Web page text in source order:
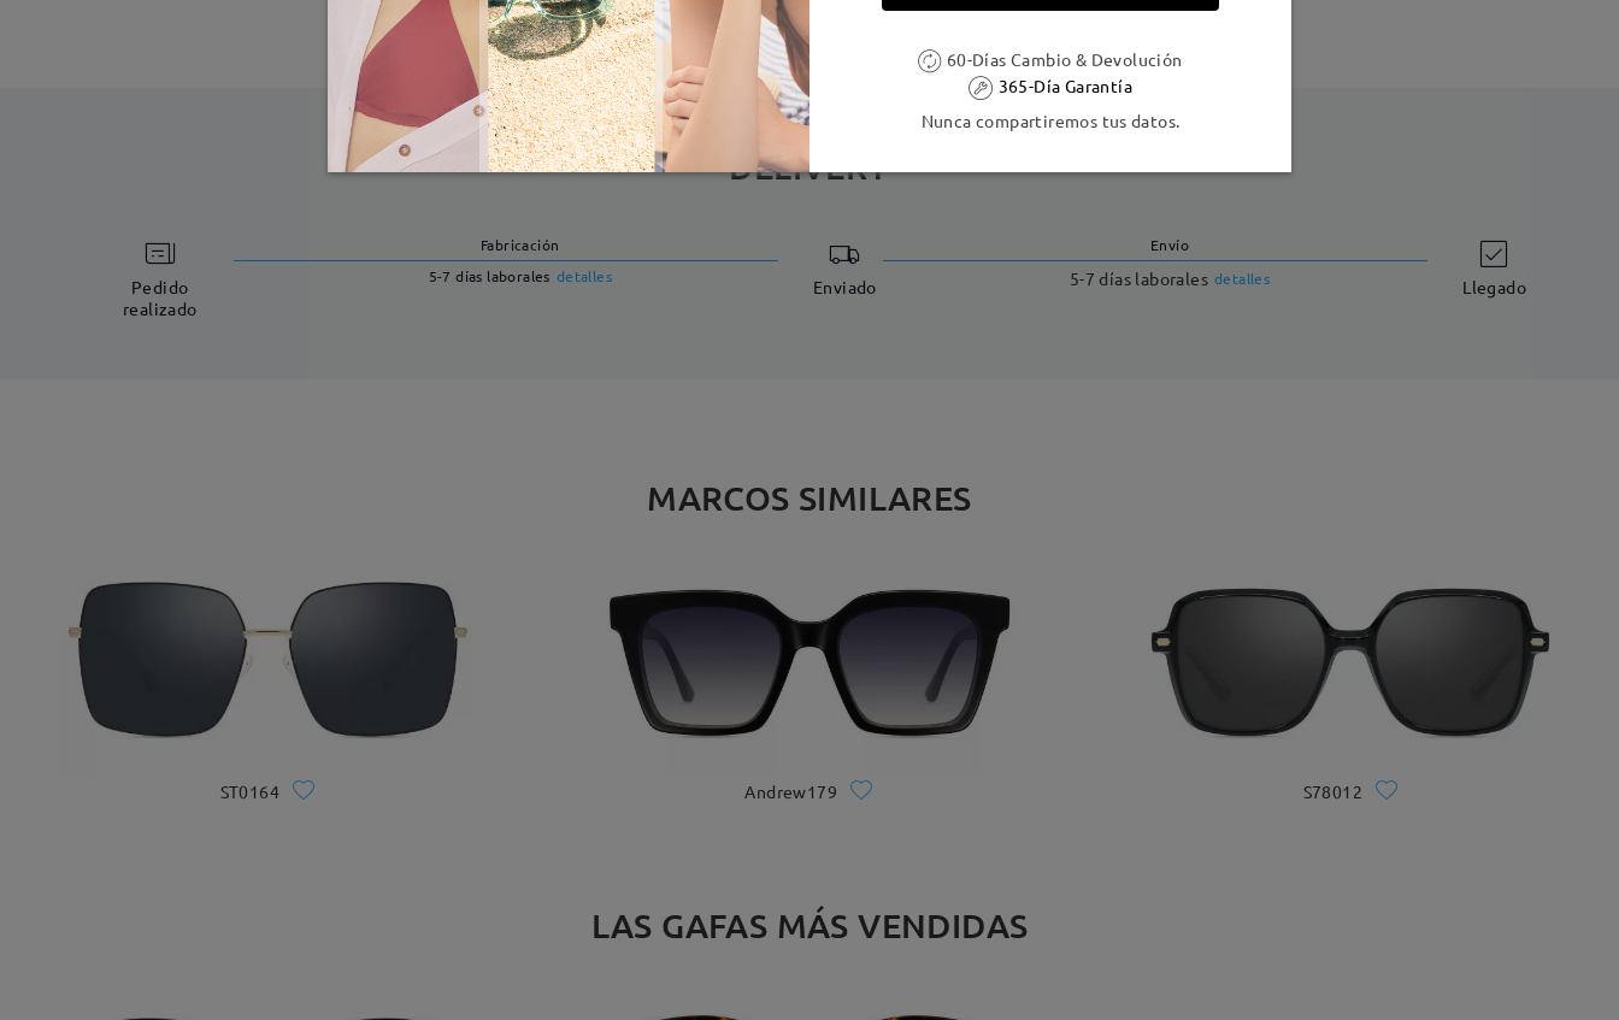
DELIVERY
Pedido
realizado
Fabricación
5-7 días laborales detalles Enviado
Envío
5-7 días laborales detalles Llegado
MARCOS SIMILARES
ST0164 Andrew179 S78012
LAS GAFAS MÁS VENDIDAS
60-Días Cambio & Devolución
365-Día Garantía
Nunca compartiremos tus datos.